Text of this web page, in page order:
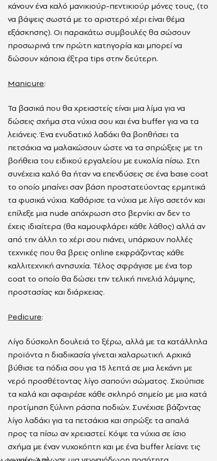
κάνουν ένα καλό μανικιούρ-πεντικιούρ μόνες τους, (το
να βάψεις σωστά με το αριστερό χέρι είναι θέμα
εξάσκησης). Οι παρακάτω συμβουλές θα σώσουν
προσωρινά την πρώτη κατηγορία και μπορεί να
δώσουν κάποια έξτρα tips στην δεύτερη.
Manicure:
Τα βασικά που θα χρειαστείς είναι μια λίμα για να
δώσεις σχήμα στα νύχια σου και ένα buffer για να τα
λειάνεις. Ένα ενυδατικό λαδάκι θα βοηθήσει τα
πετσάκια να μαλακώσουν ώστε να τα σπρώξεις με τη
βοήθεια του ειδικού εργαλείου με ευκολία πίσω. Στη
συνέχεια καλό θα ήταν να επενδύσεις σε ένα base coat
το οποίο μπαίνει σαν βάση προστατεύοντας ερμητικά
τα φυσικά νύχια. Καθάρισε τα νύχια με λίγο ασετόν και
επίλεξε μια nude απόχρωση στο βερνίκι αν δεν το
έχεις ιδιαίτερα (θα καμουφλάρει κάθε λάθος) αλλά αν
από την άλλη το χέρι σου πιάνει, υπάρχουν πολλές
τεχνικές που θα βρεις online εκφράζοντας κάθε
καλλιτεχνική ανησυχία. Τέλος σφράγισε με ένα top
coat το οποίο θα δώσει την τελική πινελιά λάμψης,
προστασίας και διάρκειας.
Pedicure:
Λίγο δύσκολη δουλειά το ξέρω, αλλά με τα κατάλληλα
προϊόντα η διαδικασία γίνεται χαλαρωτική. Αρχικά
βύθισε τα πόδια σου για 15 λεπτά σε μια λεκάνη με
νερό προσθέτοντας λίγο σαπούνι σώματος. Σκούπισε
τα καλά και αφαιρέσε κάθε σκληρό σημείο με μια κατά
προτίμηση ξύλινη ράσπα ποδιών. Συνέχισε βάζοντας
λίγο λαδάκι για τα πετσάκια και σπρώξε τα απαλά
προς τα πίσω αν χρειαστεί. Κόψε τα νύχια σε ίσιο
σχήμα με έναν νυχοκόπτη και με ένα buffer λείανε τις